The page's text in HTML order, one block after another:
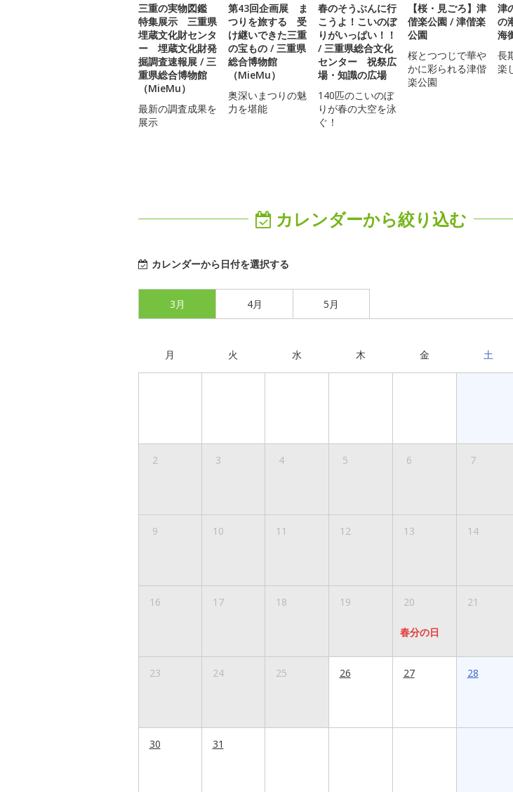
三重の実物図鑑
特集展示 三重県
埋蔵文化財センタ
ー 埋蔵文化財発
掘調査速報展 / 三
重県総合博物館
（MieMu）
最新の調査成果を
展示
第43回企画展 ま
つりを旅する 受
け継いできた三重
の宝もの / 三重県
総合博物館
（MieMu）
奥深いまつりの魅
力を堪能
春のそうぶんに行
こうよ！こいのぼ
りがいっぱい！！
/ 三重県総合文化
センター 祝祭広
場・知識の広場
140匹のこいのぼ
りが春の大空を泳
ぐ！
【桜・見ごろ】津
偕楽公園 / 津偕楽
公園
桜とつつじで華や
かに彩られる津偕
楽公園
津
の
海
長
楽
カレンダーから絞り込む
カレンダーから日付を選択する
3月 4月 5月
月 火 水 木 金 土
2 3 4 5 6 7
9 10 11 12 13 14
16 17 18 19 20
春分の日
21
23 24 25 26 27 28
30 31